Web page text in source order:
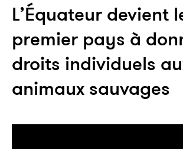
L’Équateur devient
premier pays à
droits individuels
animaux sauvages